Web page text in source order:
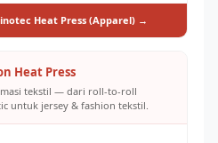
Heat Press (Apparel) →
Heat Press
tekstil — dari roll-to-roll
untuk jersey & fashion tekstil.